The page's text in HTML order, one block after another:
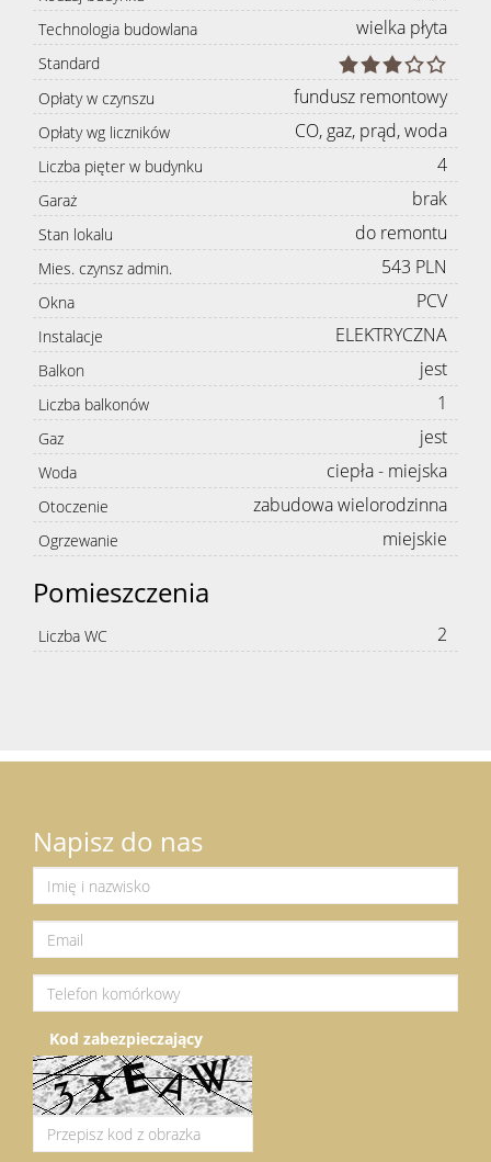
Technologia budowlana wielka płyta
Standard
Opłaty w czynszu
fundusz remontowy
Opłaty wg liczników CO, gaz, prąd, woda
Liczba pięter w budynku 4
Garaż brak
Stan lokalu do remontu
Mies. czynsz admin. 543 PLN
Okna PCV
Instalacje ELEKTRYCZNA
Balkon jest
Liczba balkonów 1
Gaz jest
Woda ciepła - miejska
Otoczenie zabudowa wielorodzinna
Ogrzewanie miejskie
Pomieszczenia
Liczba WC 2
Napisz do nas
Kod zabezpieczający